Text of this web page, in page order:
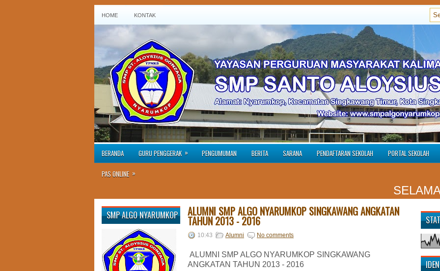
HOME KONTAK
BERANDA GURU PENGGERAK » PENGUMUMAN BERITA SARANA PENDAFTARAN SEKOLAH PORTAL SEKOLAH
PAS ONLINE »
SELAMAT
SMP ALGO NYARUMKOP ALUMNI SMP ALGO NYARUMKOP SINGKAWANG ANGKATAN
TAHUN 2013 - 2016
10:43 Alumni No comments
ALUMNI SMP ALGO NYARUMKOP SINGKAWANG
ANGKATAN TAHUN 2013 - 2016